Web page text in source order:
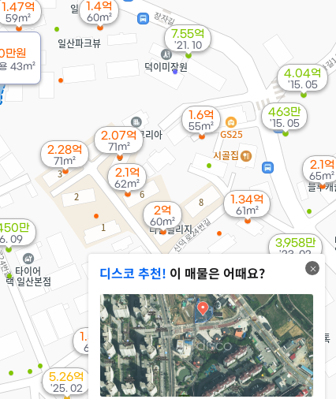
2.07억
71m²
1.4억
60m²
1.47억
59m²
만원
43m²
1.34억
61m²
5.26억
'25. 02
1.65억
62m²
2.28억
71m²
1.6억
55m²
1.55억
60m²
3,958만
'23. 02
2억
60m²
2.1억
65m²
7.55억
'21. 10
2.1억
62m²
2.95억
61m²
만
09
4.04억
'15. 05
463만
'15. 05
3.9억
디스코 추천! 이 매물은 어때요?